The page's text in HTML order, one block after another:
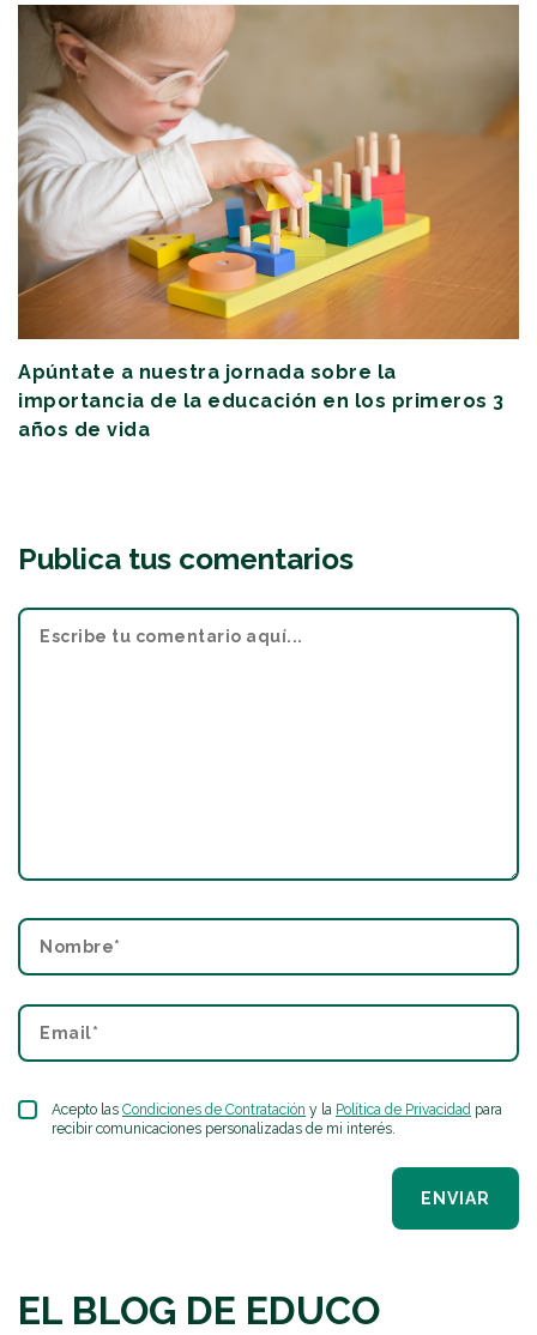
Apúntate a nuestra jornada sobre la
importancia de la educación en los primeros 3
años de vida
Publica tus comentarios
Acepto las Condiciones de Contratación y la Política de Privacidad para
recibir comunicaciones personalizadas de mi interés.
ENVIAR
EL BLOG DE EDUCO